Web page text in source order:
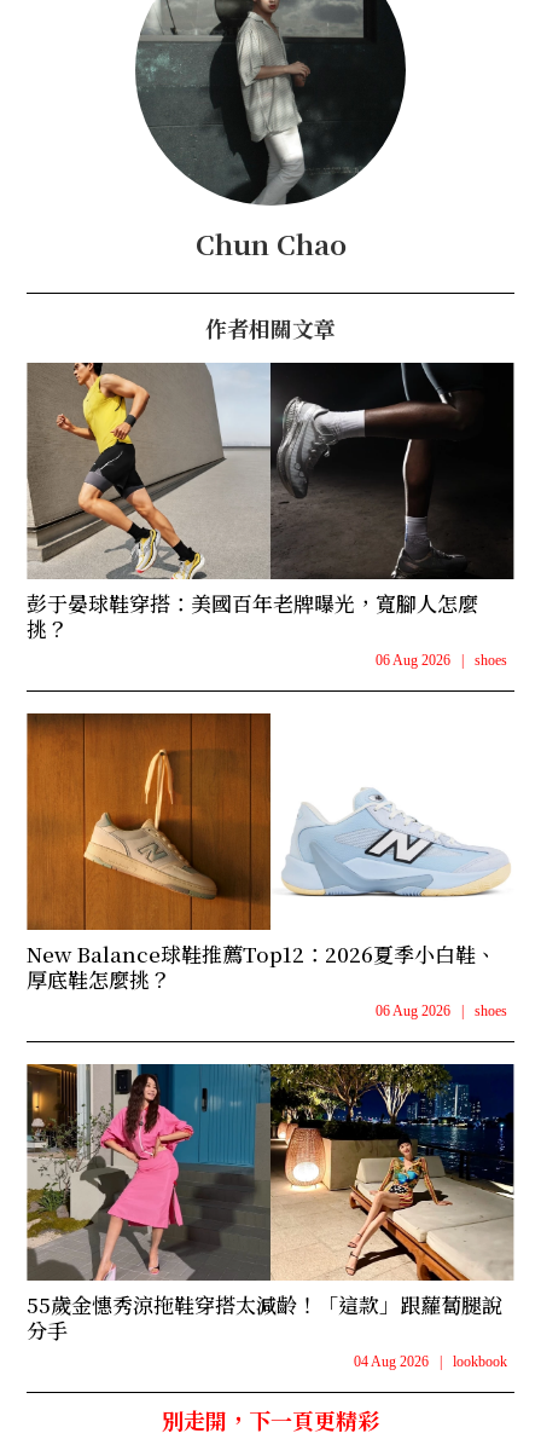
Chun Chao
作者相關文章
彭于晏球鞋穿搭：美國百年老牌曝光，寬腳人怎麼
挑？
06 Aug 2026 shoes
New Balance球鞋推薦Top12：2026夏季小白鞋、
厚底鞋怎麼挑？
06 Aug 2026 shoes
55歲金憓秀涼拖鞋穿搭太減齡！「這款」跟蘿蔔腿說
分手
04 Aug 2026 lookbook
別走開，下一頁更精彩